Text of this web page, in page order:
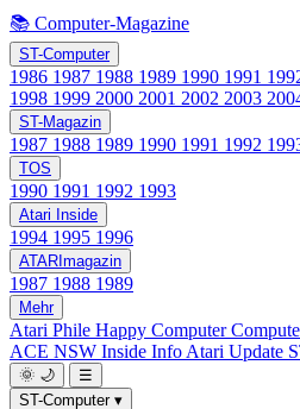
📚 Computer-Magazine
ST-Computer
1986 1987 1988 1989 1990 1991
1998 1999 2000 2001 2002 2003
ST-Magazin
1987 1988 1989 1990 1991 1992
TOS
1990 1991 1992 1993
Atari Inside
1994 1995 1996
ATARImagazin
1987 1988 1989
Mehr
Atari Phile Happy Computer
ACE NSW Inside Info Atari Update
🌞 🌙
☰
ST-Computer ▾